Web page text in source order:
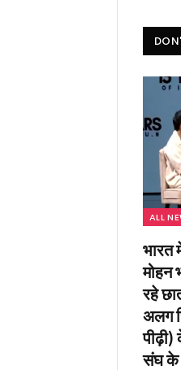
ALL
भारत
मोहन
रहे
अलग
संघ के